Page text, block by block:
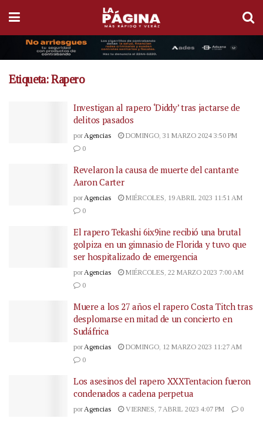
Etiqueta:Rapero
Investigan al rapero ‘Diddy’ tras jactarse de
delitos pasados
por Agencias
DOMINGO, 31 MARZO 2024 3:50 PM
0
Revelaron la causa de muerte del cantante
Aaron Carter
por Agencias
MIÉRCOLES, 19 ABRIL 2023 11:51 AM
0
El rapero Tekashi 6ix9ine recibió una brutal
golpiza en un gimnasio de Florida y tuvo que
ser hospitalizado de emergencia
por Agencias
MIÉRCOLES, 22 MARZO 2023 7:00 AM
0
Muere a los 27 años el rapero Costa Titch tras
desplomarse en mitad de un concierto en
Sudáfrica
por Agencias
DOMINGO, 12 MARZO 2023 11:27 AM
0
Los asesinos del rapero XXXTentacion fueron
condenados a cadena perpetua
por Agencias VIERNES, 7 ABRIL 2023 4:07 PM 0